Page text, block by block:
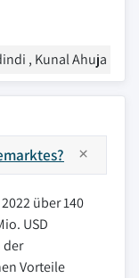
, Kunal Ahuja
über 140
USD
der
Vorteile